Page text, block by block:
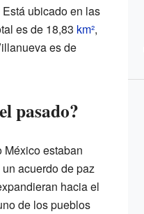
Está ubicado en las
es de 18,83 km²,
es de
pasado?
estaban
acuerdo de paz
hacia el
de los pueblos